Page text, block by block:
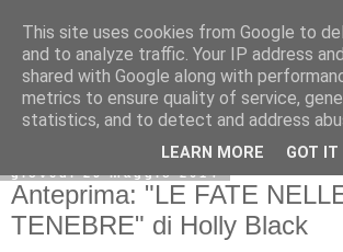
giovedì 29 maggio 2014
Anteprima: "LE FATE
TENEBRE" di Holly Black
This site uses cookies from Google to
and to analyze traffic. Your IP address
shared with Google along with
metrics to ensure quality of service,
statistics, and to detect and address
LEARN MORE GOT IT